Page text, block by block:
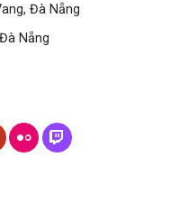
Đà Nẵng
Nẵng